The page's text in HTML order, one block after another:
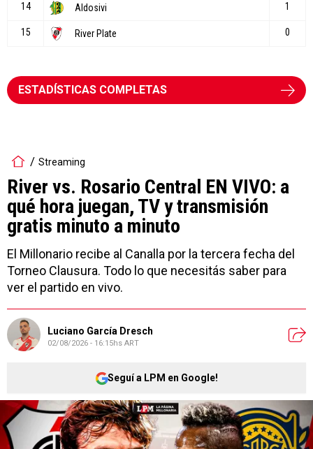
ESTADÍSTICAS COMPLETAS
Streaming
River vs. Rosario Central EN VIVO: a
qué hora juegan, TV y transmisión
gratis minuto a minuto
El Millonario recibe al Canalla por la tercera fecha del
Torneo Clausura. Todo lo que necesitás saber para
ver el partido en vivo.
Luciano García Dresch
02/08/2026 - 16:15hs ART
Seguí a LPM en Google!